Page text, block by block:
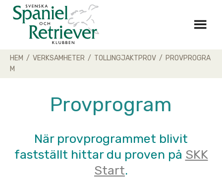
Skip
HEM / VERKSAMHETER / TOLLINGJAKTPROV / PROVPROGRA
M
Provprogram
När provprogrammet blivit
fastställt hittar du proven på SKK
Start.